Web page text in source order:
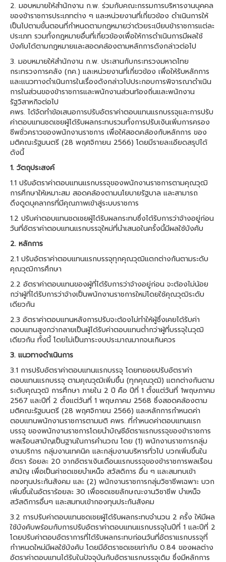
2. มอบหมายให้สํานักงาน ก.พ. ร่วมกับคณะกรรมการบริหารงานบุคคล
ของข้าราชการประเภทต่าง ๆ และหน่วยงานที่เกี่ยวข้อง ดําเนินการให้
เป็นไปตามขั้นตอนที่กําหนดตามกฎหมายว่าด้วยระเบียบข้าราชการแต่ละ
ประเภท รวมทั้งกฎหมายอื่นที่เกี่ยวข้องเพื่อให้การดําเนินการมีผลใช้
บังคับได้ตามกฎหมายและสอดคล้องตามหลักการดังกล่าวต่อไป
3. มอบหมายให้สํานักงาน ก.พ. ประสานกับกระทรวงมหาดไทย
กระทรวงการคลัง (กค.) และหน่วยงานที่เกี่ยวข้อง เพื่อให้รับหลักการ
และแนวทางดําเนินการในเรื่องดังกล่าวไปประกอบการพิจารณาดําเนิน
การในส่วนของข้าราชการและพนักงานส่วนท้องถิ่นและพนักงาน
รัฐวิสาหกิจต่อไป
คพร. ได้จัดทําข้อเสนอการปรับอัตราค่าตอบแทนแรกบรรจุและการปรับ
ค่าตอบแทนชดเชยผู้ได้รับผลกระทบรวมทั้งการปรับเงินเพิ่มการครอง
ชีพชั่วคราวของพนักงานราชการ เพื่อให้สอดคล้องกับหลักการ ของ
มติคณะรัฐมนตรี (28 พฤศจิกายน 2566) โดยมีรายละเอียดสรุปได้
ดังนี้
1. วัตถุประสงค์
1.1 ปรับอัตราค่าตอบแทนแรกบรรจุของพนักงานราชการตามคุณวุฒิ
การศึกษาให้เหมาะสม สอดคล้องตามนโยบายรัฐบาล และสามารถ
ดึงดูดบุคลากรที่มีคุณภาพเข้าสู่ระบบราชการ
1.2 ปรับค่าตอบแทนชดเชยผู้ได้รับผลกระทบซึ่งได้รับการว่าจ้างอยู่ก่อน
วันที่อัตราค่าตอบแทนแรกบรรจุใหม่ที่นําเสนอในครั้งนี้มีผลใช้บังคับ
2. หลักการ
2.1 ปรับอัตราค่าตอบแทนแรกบรรจุทุกคุณวุฒิแตกต่างกันตามระดับ
คุณวุฒิการศึกษา
2.2 อัตราค่าตอบแทนของผู้ที่ได้รับการว่าจ้างอยู่ก่อน จะต้องไม่น้อย
กว่าผู้ที่ได้รับการว่าจ้างเป็นพนักงานราชการใหม่โดยใช้คุณวุฒิระดับ
เดียวกัน
2.3 อัตราค่าตอบแทนหลังการปรับจะต้องไม่ทําให้ผู้ซึ่งเคยได้รับค่า
ตอบแทนสูงกว่ากลายเป็นผู้ได้รับค่าตอบแทนต่ำกว่าผู้ที่บรรจุในวุฒิ
เดียวกัน ทั้งนี้ โดยไม่เป็นภาระงบประมาณมากจนเกินควร
3. แนวทางดําเนินการ
3.1 การปรับอัตราค่าตอบแทนแรกบรรจุ โดยทยอยปรับอัตราค่า
ตอบแทนแรกบรรจุ ตามคุณวุฒิเพิ่มขึ้น (ทุกคุณวุฒิ) แตกต่างกันตาม
ระดับคุณวุฒิ การศึกษา ภายใน 2 ปี คือ ปีที่ 1 ตั้งแต่วันที่ 1พฤษภาคม
2567 และปีที่ 2 ตั้งแต่วันที่ 1 พฤษภาคม 2568 ซึ่งสอดคล้องตาม
มติคณะรัฐมนตรี (28 พฤศจิกายน 2566) และหลักการกําหนดค่า
ตอบแทนพนักงานราชการตามมติ คพร. ที่กําหนดค่าตอบแทนแรก
บรรจุ ของพนักงานราชการโดยนําบัญชีอัตราแรกบรรจุของข้าราชการ
พลเรือนสามัญเป็นฐานในการคํานวณ โดย (1) พนักงานราชการกลุ่ม
งานบริการ กลุ่มงานเทคนิค และกลุ่มงานบริหารทั่วไป บวกเพิ่มขึ้นใน
อัตรา ร้อยละ 20 จากอัตราเงินเดือนแรกบรรจุของข้าราชการพลเรือน
สามัญ เพื่อเป็นค่าชดเชยบําเหน็จ สวัสดิการ อื่น ๆ และสมทบเข้า
กองทุนประกันสังคม และ (2) พนักงานราชการกลุ่มวิชาชีพเฉพาะ บวก
เพิ่มขึ้นในอัตราร้อยละ 30 เพื่อชดเชยลักษณะงานวิชาชีพ บําเหน็จ
สวัสดิการอื่นๆ และสมทบเข้ากองทุนประกันสังคม
3.2 การปรับค่าตอบแทนชดเชยผู้ได้รับผลกระทบจํานวน 2 ครั้ง ให้มีผล
ใช้บังคับพร้อมกับการปรับอัตราค่าตอบแทนแรกบรรจุในปีที่ 1 และปีที่ 2
โดยปรับค่าตอบอัตราการที่ได้รับผลกระทบก่อนวันที่อัตราแรกบรรจุที่
กําาหนดใหม่มีผลใช้บังคับ โดยมีอัตราชดเชยเท่ากับ 0.84 ของผลต่าง
อัตราค่าตอบแทนได้รับในปัจจุบันกับอัตราแรกบรรจุเดิม ซึ่งมีหลักการ